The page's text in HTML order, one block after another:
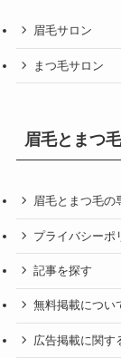
眉毛サロン
まつ毛サロン
眉毛とまつ
眉毛とまつ毛の
プライバシーポ
記事を探す
無料掲載につい
広告掲載に関す